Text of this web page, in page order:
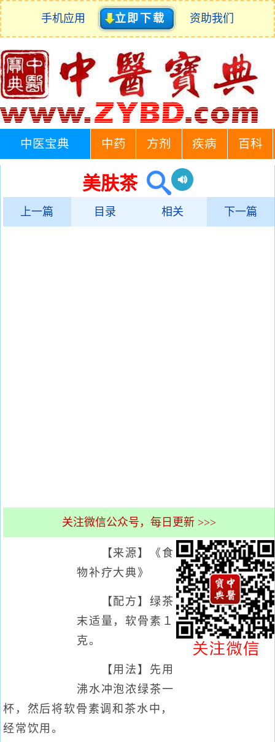
手机应用 立即下载 资助我们
中医宝典 中药 方剂 疾病 百科
美肤茶
上一篇 目录 相关 下一篇
关注微信公众号，每日更新 >>>
【来源】《食
物补疗大典》
【配方】绿茶
末适量，软骨素１
克。
【用法】先用
沸水冲泡浓绿茶一
杯，然后将软骨素调和茶水中，
经常饮用。